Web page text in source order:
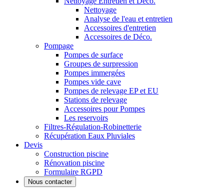
Nettoyage
Analyse de l'eau et entretien
Accessoires d'entretien
Accessoires de Déco.
Pompage
Pompes de surface
Groupes de surpression
Pompes immergées
Pompes vide cave
Pompes de relevage EP et EU
Stations de relevage
Accessoires pour Pompes
Les reservoirs
Filtres-Régulation-Robinetterie
Récupération Eaux Pluviales
Devis
Construction piscine
Rénovation piscine
Formulaire RGPD
Nous contacter